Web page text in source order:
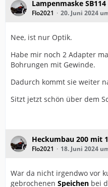
Lampenmaske SB114
Flo2021 20. Juni 2024
Nee, ist nur Optik.
Habe mir noch 2 Adapter
Bohrungen mit Gewinde.
Dadurch kommt sie weiter
Sitzt jetzt schön über dem
Heckumbau 200 mit
Flo2021 18. Juni 2024
War da nicht irgendwo vor
gebrochenen Speichen bei